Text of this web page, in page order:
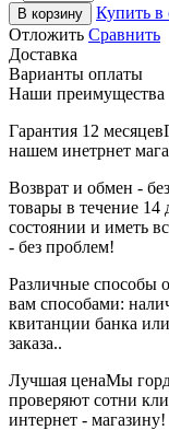
В корзину
Купить в
Отложить Сравнить
Доставка
Варианты оплаты
Наши преимущества
Гарантия 12 месяцев
нашем инетрнет
Возврат и обмен -
товары в течение
состоянии и иметь
- без проблем!
Различные способы
вам способами:
квитанции банка
заказа..
Лучшая ценаМы
проверяют сотни
интернет - магазину!